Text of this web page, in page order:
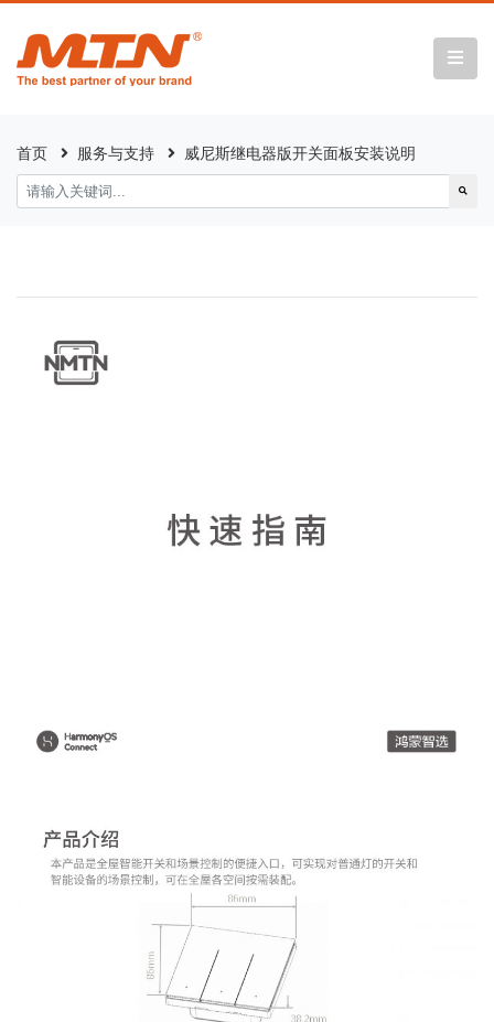
首页 服务与支持 威尼斯继电器版开关面板安装说明